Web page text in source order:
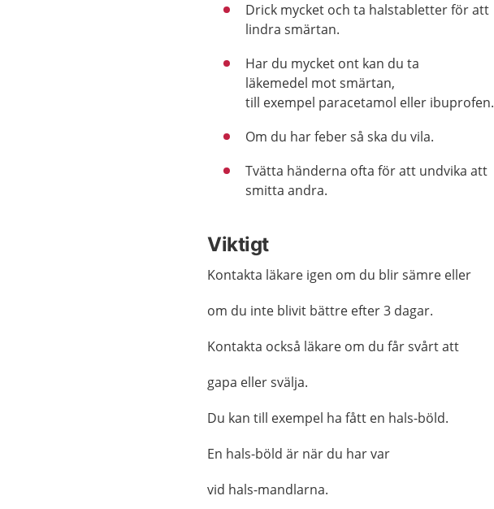
Drick mycket och ta halstabletter för att
lindra smärtan.
Har du mycket ont kan du ta
läkemedel mot smärtan,
till exempel paracetamol eller ibuprofen.
Om du har feber så ska du vila.
Tvätta händerna ofta för att undvika att
smitta andra.
Viktigt
Kontakta läkare igen om du blir sämre eller
om du inte blivit bättre efter 3 dagar.
Kontakta också läkare om du får svårt att
gapa eller svälja.
Du kan till exempel ha fått en hals-böld.
En hals-böld är när du har var
vid hals-mandlarna.